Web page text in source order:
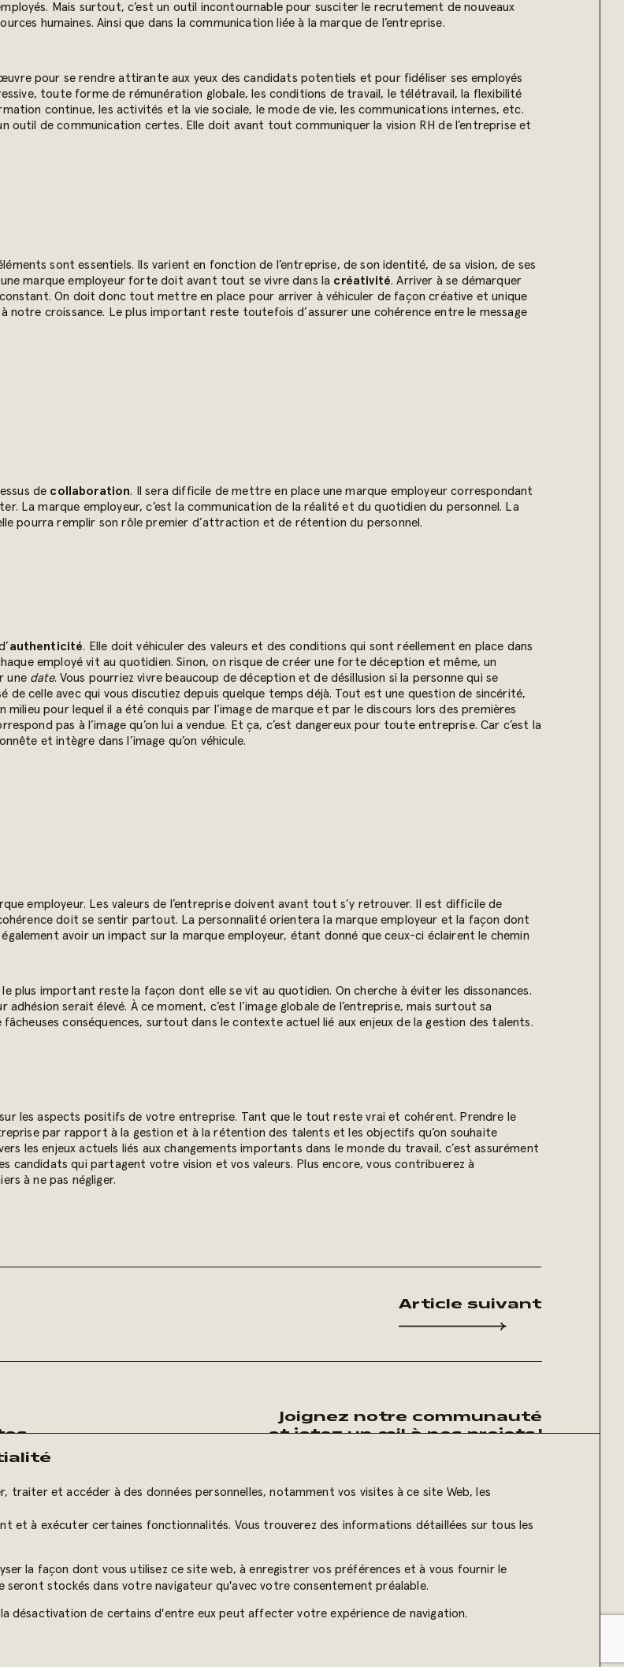
traiter et accéder à des données personnelles, notamment vos visites à ce site Web, les
et à exécuter certaines fonctionnalités. Vous trouverez des informations détaillées sur tous les
la façon dont vous utilisez ce site web, à enregistrer vos préférences et à vous fournir le
stockés dans votre navigateur qu'avec votre consentement préalable.
désactivation de certains d'entre eux peut affecter votre expérience de navigation.
Mais surtout, c’est un outil incontournable pour susciter le recrutement de nouveaux
humaines. Ainsi que dans la communication liée à la marque de l’entreprise.
pour se rendre attirante aux yeux des candidats potentiels et pour fidéliser ses employés
toute forme de rémunération globale, les conditions de travail, le télétravail, la flexibilité
continue, les activités et la vie sociale, le mode de vie, les communications internes, etc.
outil de communication certes. Elle doit avant tout communiquer la vision RH de l’entreprise et
sont essentiels. Ils varient en fonction de l’entreprise, de son identité, de sa vision, de ses
marque employeur forte doit avant tout se vivre dans la créativité. Arriver à se démarquer
On doit donc tout mettre en place pour arriver à véhiculer de façon créative et unique
croissance. Le plus important reste toutefois d’assurer une cohérence entre le message
de collaboration. Il sera difficile de mettre en place une marque employeur correspondant
La marque employeur, c’est la communication de la réalité et du quotidien du personnel. La
pourra remplir son rôle premier d’attraction et de rétention du personnel.
authenticité. Elle doit véhiculer des valeurs et des conditions qui sont réellement en place dans
employé vit au quotidien. Sinon, on risque de créer une forte déception et même, un
une date. Vous pourriez vivre beaucoup de déception et de désillusion si la personne qui se
celle avec qui vous discutiez depuis quelque temps déjà. Tout est une question de sincérité,
pour lequel il a été conquis par l’image de marque et par le discours lors des premières
pas à l’image qu’on lui a vendue. Et ça, c’est dangereux pour toute entreprise. Car c’est la
et intègre dans l’image qu’on véhicule.
employeur. Les valeurs de l’entreprise doivent avant tout s’y retrouver. Il est difficile de
doit se sentir partout. La personnalité orientera la marque employeur et la façon dont
avoir un impact sur la marque employeur, étant donné que ceux-ci éclairent le chemin
plus important reste la façon dont elle se vit au quotidien. On cherche à éviter les dissonances.
serait élevé. À ce moment, c’est l’image globale de l’entreprise, mais surtout sa
conséquences, surtout dans le contexte actuel lié aux enjeux de la gestion des talents.
les aspects positifs de votre entreprise. Tant que le tout reste vrai et cohérent. Prendre le
par rapport à la gestion et à la rétention des talents et les objectifs qu’on souhaite
les enjeux actuels liés aux changements importants dans le monde du travail, c’est assurément
candidats qui partagent votre vision et vos valeurs. Plus encore, vous contribuerez à
à ne pas négliger.
Article suivant
Joignez notre communauté
et jetez un œil à nos projets !